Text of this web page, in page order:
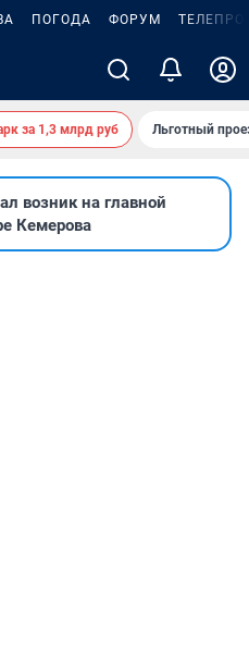
ПОГОДА ФОРУМ
за 1,3 млрд руб Льготный
возник на главной
Кемерова